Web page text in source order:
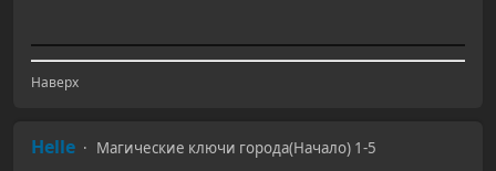
Наверх
Helle
Магические ключи города(Начало) 1-5